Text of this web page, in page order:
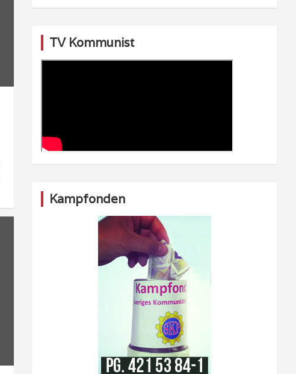
TV Kommunist
Kampfonden